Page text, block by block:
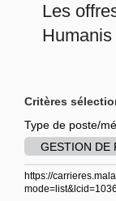
Les
Humanis
Critères
Type de poste/
GESTION DE
https://